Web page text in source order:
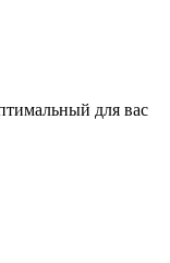
для вас